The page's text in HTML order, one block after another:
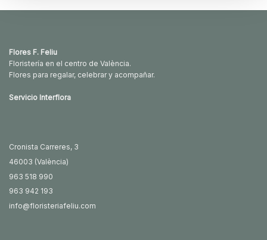
Flores F. Feliu
Floristería en el centro de València.
Flores para regalar, celebrar y acompañar.
Servicio Interflora
Cronista Carreres, 3
46003 (València)
963 518 990
963 942 193
info@floristeriafeliu.com